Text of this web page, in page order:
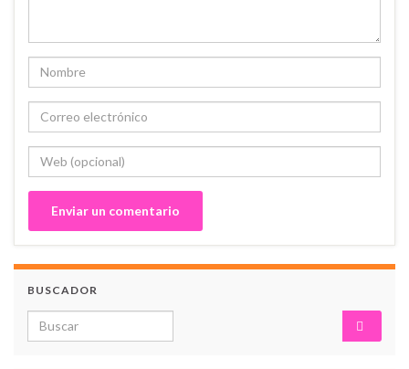
BUSCADOR
Search for: